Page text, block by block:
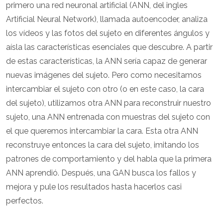
primero una red neuronal artificial (ANN, del ingles
Artificial Neural Network), llamada autoencoder, analiza
los vídeos y las fotos del sujeto en diferentes ángulos y
aísla las características esenciales que descubre. A partir
de estas características, la ANN sería capaz de generar
nuevas imágenes del sujeto. Pero como necesitamos
intercambiar el sujeto con otro (o en este caso, la cara
del sujeto), utilizamos otra ANN para reconstruir nuestro
sujeto, una ANN entrenada con muestras del sujeto con
el que queremos intercambiar la cara. Esta otra ANN
reconstruye entonces la cara del sujeto, imitando los
patrones de comportamiento y del habla que la primera
ANN aprendió. Después, una GAN busca los fallos y
mejora y pule los resultados hasta hacerlos casi
perfectos.